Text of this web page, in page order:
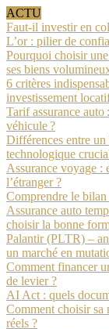
ACTU
Faut-il investir en
L’or : pilier de
Pourquoi choisir
ses biens
6 critères
investissement
Tarif assurance
véhicule ?
Différences entre un
technologique
Assurance voyage :
l’étranger ?
Comprendre le bilan
Assurance auto
choisir la bonne
Palantir (PLTR) –
un marché en
Comment financer
de levier ?
AI Act : quels
Comment choisir sa
réels ?